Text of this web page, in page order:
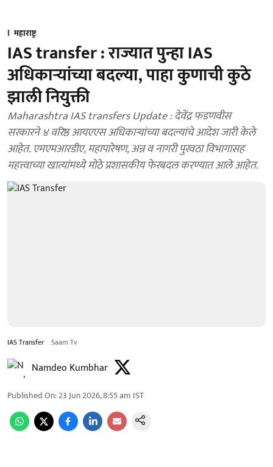
महाराष्ट्र
IAS transfer : राज्यात पुन्हा IAS
अधिकाऱ्यांच्या बदल्या, पाहा कुणाची कुठे
झाली नियुक्ती
Maharashtra IAS transfers Update : देवेंद्र फडणवीस
सरकारने ४ वरिष्ठ आयएएस अधिकाऱ्यांच्या बदल्यांचे आदेश जारी केले
आहेत. एमएमआरडीए, महापारेषण, अन्न व नागरी पुरवठा विभागासह
महत्त्वाच्या खात्यांमध्ये मोठे प्रशासकीय फेरबदल करण्यात आले आहेत.
IAS Transfer Saam Tv
Namdeo Kumbhar
Published On:23 Jun 2026, 8:55 am IST